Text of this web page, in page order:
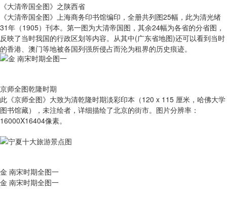
《大清帝国全图》之陕西省
《大清帝国全图》上海商务印书馆编印，全册共列图25幅，此为清光绪
31年（1905）刊本。第一图为大清帝国图，其余24幅为各省的分省图，
反映了当时我国的行政区划等内容。从其中(广东省地图)还可以看到当时
的香港、澳门等地被各国列强所侵占而沦为租界的历史痕迹。
京师全图乾隆时期
此《京师全图》大致为清乾隆时期淡彩印本（120 x 115 厘米，哈佛大学
图书馆藏），未注绘者，详细描绘了北京的街市。图片分辨率：
16000X16404像素。
金 南宋时期全图一
金 南宋时期全图一